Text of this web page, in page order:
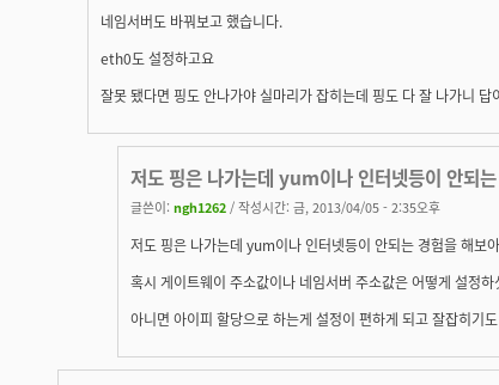
네임서버도 바꿔보고 했습니다.
eth0도 설정하고요
잘못 됐다면 핑도 안나가야 실마리가 잡히는데 핑도 다 잘 나가니 답
저도 핑은 나가는데 yum이나 인터넷등이 안되는
글쓴이: ngh1262 / 작성시간: 금, 2013/04/05 - 2:35오후
저도 핑은 나가는데 yum이나 인터넷등이 안되는 경험을 해보
혹시 게이트웨이 주소값이나 네임서버 주소값은 어떻게 설정하
아니면 아이피 할당으로 하는게 설정이 편하게 되고 잘잡히기